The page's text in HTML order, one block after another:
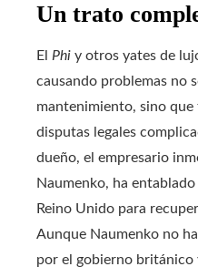
Un trato
El Phi y otros yates de
causando problemas no
mantenimiento, sino que
disputas legales
dueño, el empresario
Naumenko, ha entablado
Reino Unido para
Aunque Naumenko no
por el gobierno británico